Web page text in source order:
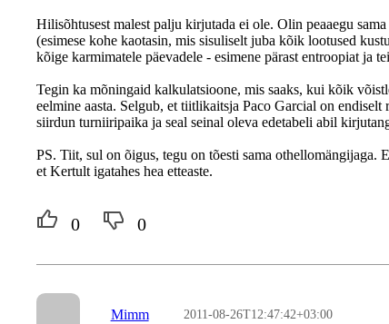
Hilisõhtusest malest palju kirjutada ei ole. Olin peaaegu
(esimese kohe kaotasin, mis sisuliselt juba kõik lootused
kõige karmimatele päevadele - esimene pärast entroopiat ja
Tegin ka mõningaid kalkulatsioone, mis saaks, kui kõik
eelmine aasta. Selgub, et tiitlikaitsja Paco Garcial on
siirdun turniiripaika ja seal seinal oleva edetabeli abil
PS. Tiit, sul on õigus, tegu on tõesti sama othellomängijaga.
et Kertult igatahes hea etteaste.
0 0
Mimm 2011-08-26T12:47:42+03:00